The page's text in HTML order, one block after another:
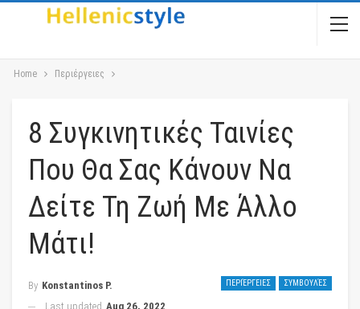
Home Περιέργειες
8 Συγκινητικές Ταινίες
Που Θα Σας Κάνουν Να
Δείτε Τη Ζωή Με Άλλο
Μάτι!
ΠΕΡΙΈΡΓΕΙΕΣ ΣΥΜΒΟΥΛΈΣ
By Konstantinos P.
Last updated Aug 26, 2022